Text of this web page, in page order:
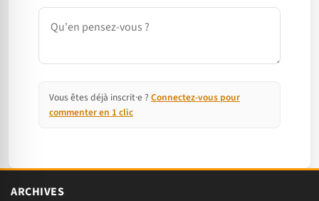
Commentaire
Vous êtes déjà inscrit·e ? Connectez-vous pour
commenter en 1 clic
ARCHIVES